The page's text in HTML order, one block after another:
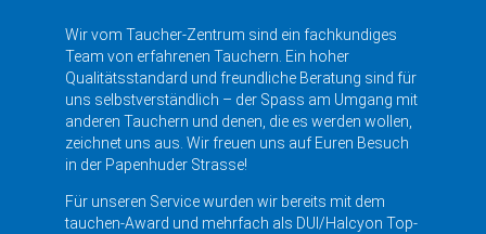
Wir vom Taucher-Zentrum sind ein fachkundiges
Team von erfahrenen Tauchern. Ein hoher
Qualitätsstandard und freundliche Beratung sind für
uns selbstverständlich – der Spass am Umgang mit
anderen Tauchern und denen, die es werden wollen,
zeichnet uns aus. Wir freuen uns auf Euren Besuch
in der Papenhuder Strasse!
Für unseren Service wurden wir bereits mit dem
tauchen-Award und mehrfach als DUI/Halcyon Top-